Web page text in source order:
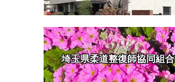
埼玉県柔道整復師協同組合